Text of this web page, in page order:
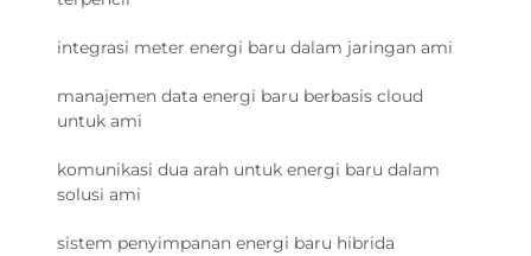
integrasi meter energi baru dalam jaringan ami
manajemen data energi baru berbasis cloud
untuk ami
komunikasi dua arah untuk energi baru dalam
solusi ami
sistem penyimpanan energi baru hibrida